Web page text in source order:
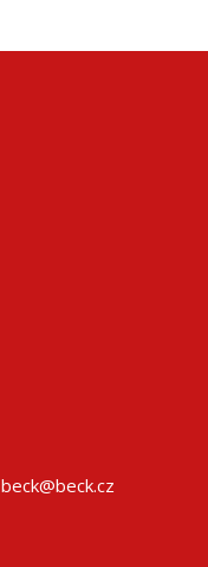
beck@beck.cz